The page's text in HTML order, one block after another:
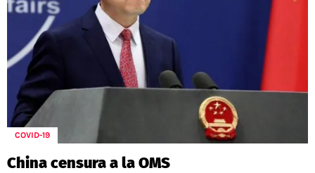
COVID-19
China censura a la OMS